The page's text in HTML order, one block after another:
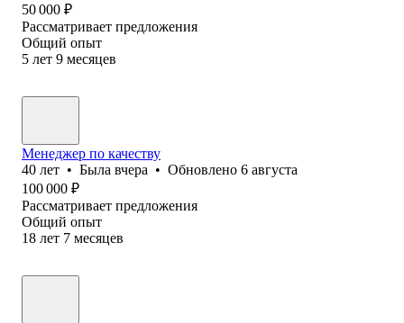
50 000 ₽
Рассматривает предложения
Общий опыт
5 лет 9 месяцев
Менеджер по качеству
40 лет • Была вчера • Обновлено 6 августа
100 000 ₽
Рассматривает предложения
Общий опыт
18 лет 7 месяцев